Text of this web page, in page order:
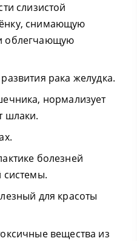
слизистой
снимающую
облегчающую
рака желудка.
нормализует
шлаки.
болезней
системы.
для красоты
вещества из